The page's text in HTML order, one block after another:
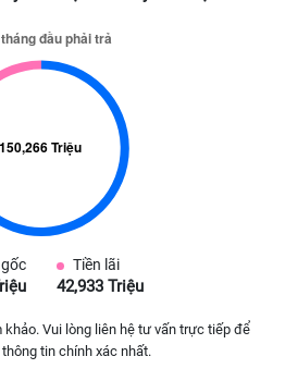
Tiền lãi
42,933 Triệu
Vui lòng liên hệ tư vấn trực tiếp để
tin chính xác nhất.